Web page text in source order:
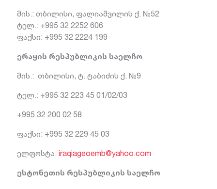
მის.: თბილისი, ფალიაშვილის ქ. №52
ტელ.: +995 32 2252 606
ფაქსი: +995 32 2224 199
ერაყის რესპუბლიკის საელჩო
მის.: თბილისი, ტ. ტაბიძის ქ. №9
ტელ.: +995 32 223 45 01/02/03
+995 32 200 02 58
ფაქსი: +995 32 229 45 03
ელფოსტა: iraqiageoemb@yahoo.com
ესტონეთის რესპუბლიკის საელჩო